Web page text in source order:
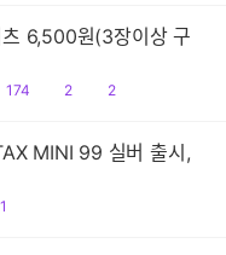
6,500원(3장이상 구
읽
174
공
2
댓
2
MINI 99 실버 출시,
댓1